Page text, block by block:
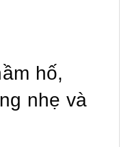
hố,
nhẹ và